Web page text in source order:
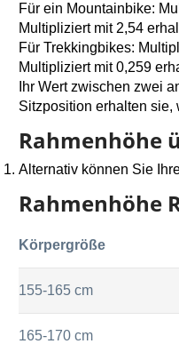
Für ein Mountainbike:
Multipliziert mit 2,54
Für Trekkingbikes:
Multipliziert mit 0,259
Ihr Wert zwischen zwei
Sitzposition erhalten
Rahmenhöhe
Alternativ können Sie
Rahmenhöhe
Körpergröße
155-165 cm
165-170 cm